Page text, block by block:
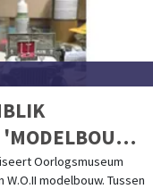
Oorlogsmuseum
modelbouw. Tussen